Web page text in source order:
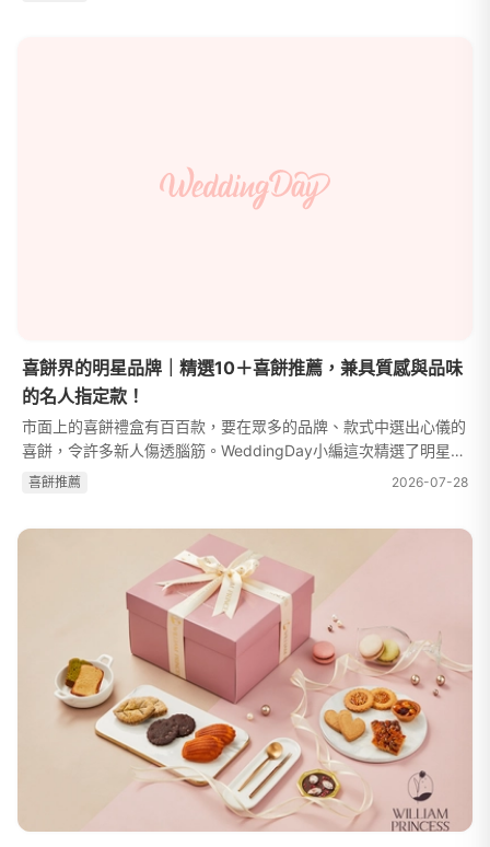
喜餅界的明星品牌｜精選10＋喜餅推薦，兼具質感與品味
的名人指定款！
市面上的喜餅禮盒有百百款，要在眾多的品牌、款式中選出心儀的
喜餅，令許多新人傷透腦筋。WeddingDay小編這次精選了明星同
款喜餅禮盒，如果你也有喜餅挑選障礙，或是想要擁有與明星同款
喜餅推薦 2026-07-28